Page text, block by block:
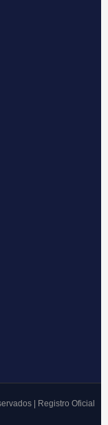
| Registro Oficial